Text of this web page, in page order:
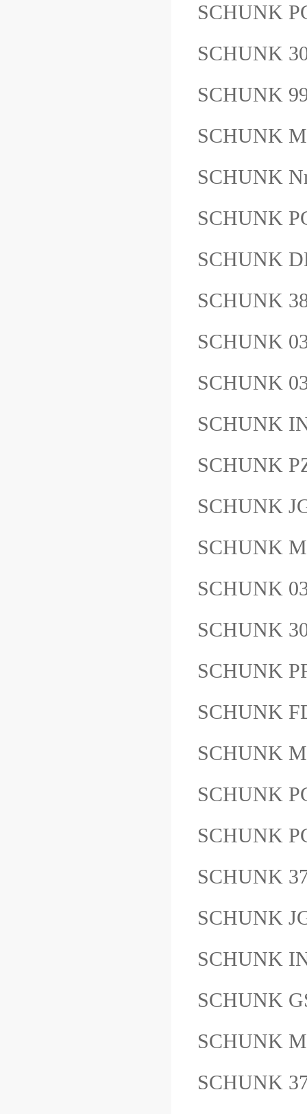
SCHUNK
SCHUNK
SCHUNK
SCHUNK
SCHUNK
SCHUNK
SCHUNK
SCHUNK
SCHUNK
SCHUNK
SCHUNK
SCHUNK
SCHUNK
SCHUNK
SCHUNK
SCHUNK
SCHUNK
SCHUNK
SCHUNK
SCHUNK
SCHUNK
SCHUNK
SCHUNK
SCHUNK
SCHUNK
SCHUNK
SCHUNK